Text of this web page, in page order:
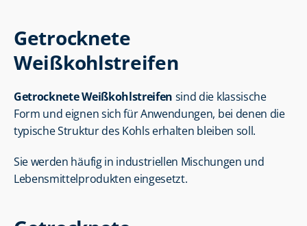
Getrocknete
Weißkohlstreifen
Getrocknete Weißkohlstreifen sind die klassische
Form und eignen sich für Anwendungen, bei denen die
typische Struktur des Kohls erhalten bleiben soll.
Sie werden häufig in industriellen Mischungen und
Lebensmittelprodukten eingesetzt.